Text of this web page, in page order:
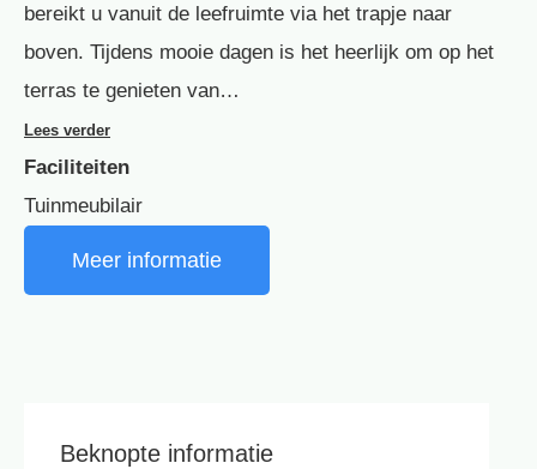
bereikt u vanuit de leefruimte via het trapje naar
boven. Tijdens mooie dagen is het heerlijk om op het
terras te genieten van…
Lees verder
Faciliteiten
Tuinmeubilair
Meer informatie
Beknopte informatie